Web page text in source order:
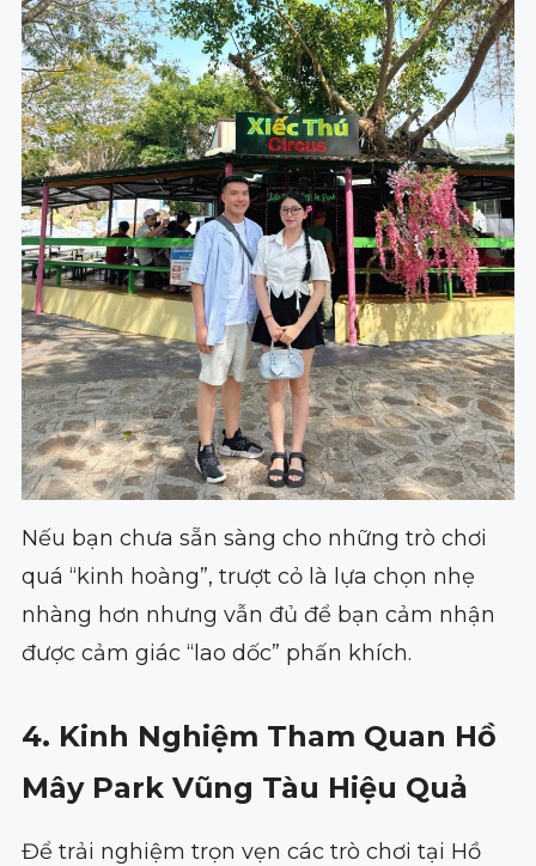
Nếu bạn chưa sẵn sàng cho những trò chơi
quá “kinh hoàng”, trượt cỏ là lựa chọn nhẹ
nhàng hơn nhưng vẫn đủ để bạn cảm nhận
được cảm giác “lao dốc” phấn khích.
4. Kinh Nghiệm Tham Quan Hồ
Mây Park Vũng Tàu Hiệu Quả
Để trải nghiệm trọn vẹn các trò chơi tại Hồ